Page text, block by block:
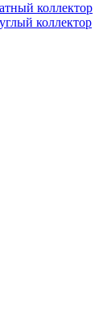
коллектор
коллектор